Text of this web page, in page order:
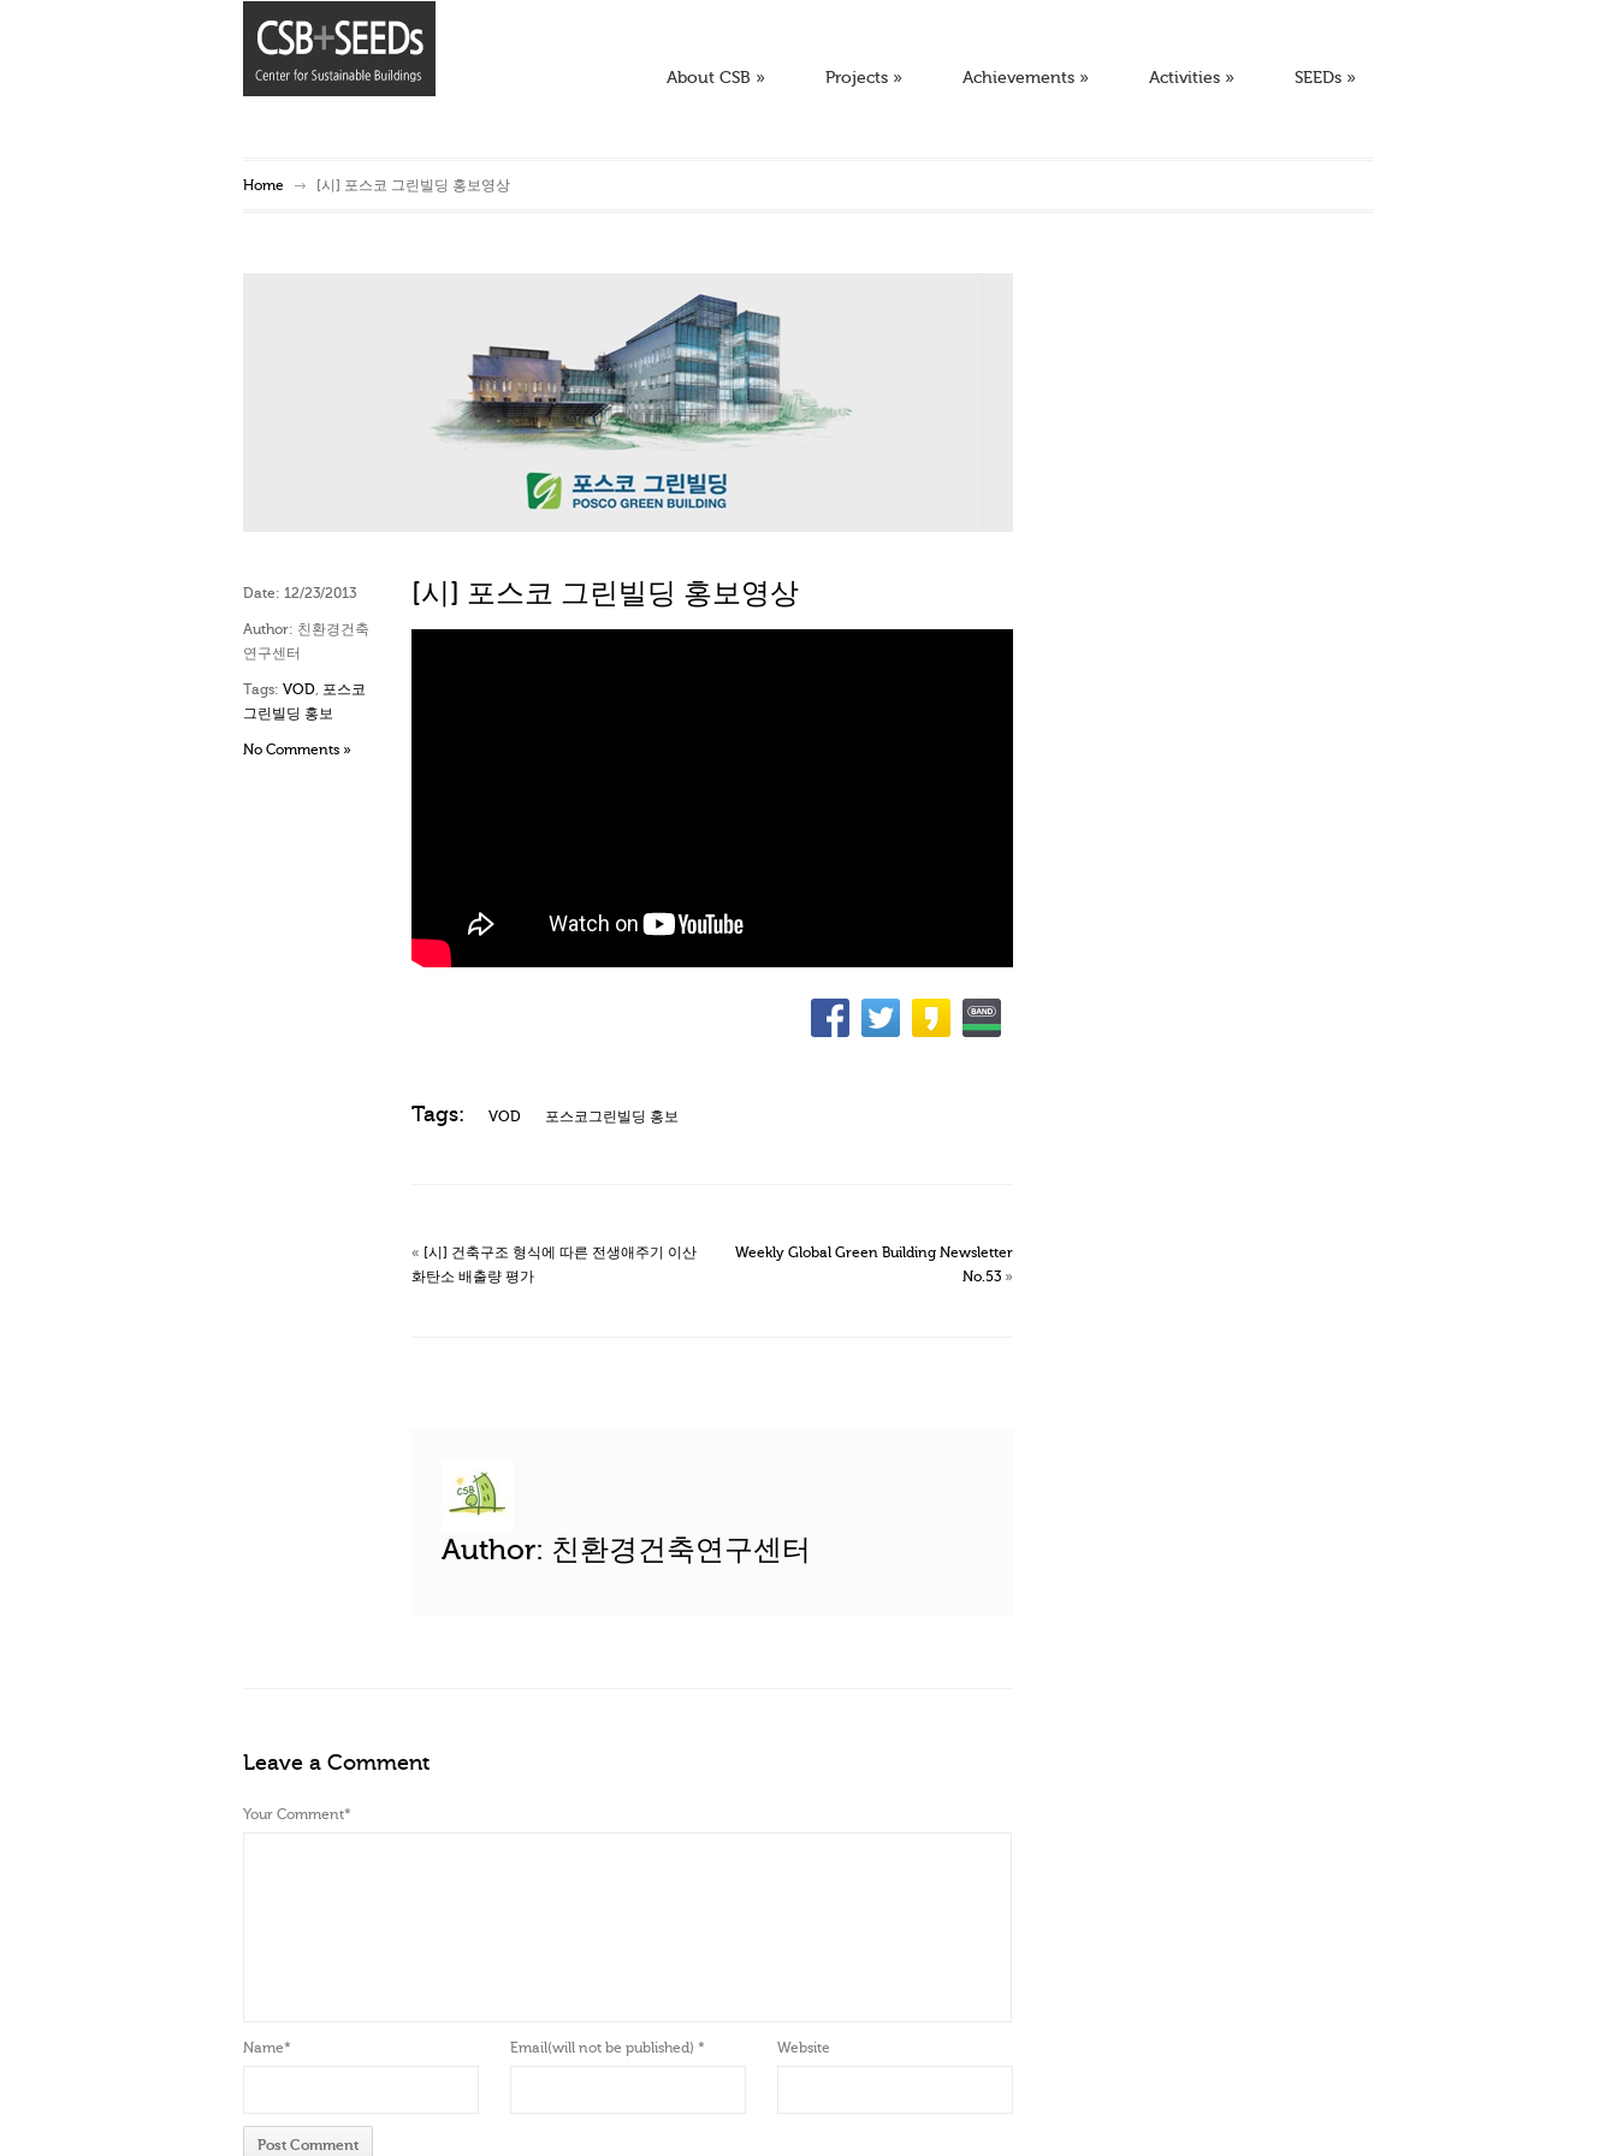
About CSB » Projects » Achievements » Activities » SEEDs »
Home [시] 포스코 그린빌딩 홍보영상
Date: 12/23/2013
Author: 친환경건축
연구센터
Tags: VOD, 포스코
그린빌딩 홍보
No Comments »
[시] 포스코 그린빌딩 홍보영상
Tags: VOD 포스코그린빌딩 홍보
« [시] 건축구조 형식에 따른 전생애주기 이산
화탄소 배출량 평가
Weekly Global Green Building Newsletter
No.53 »
Author: 친환경건축연구센터
Leave a Comment
Your Comment*
Name* Email(will not be published) * Website